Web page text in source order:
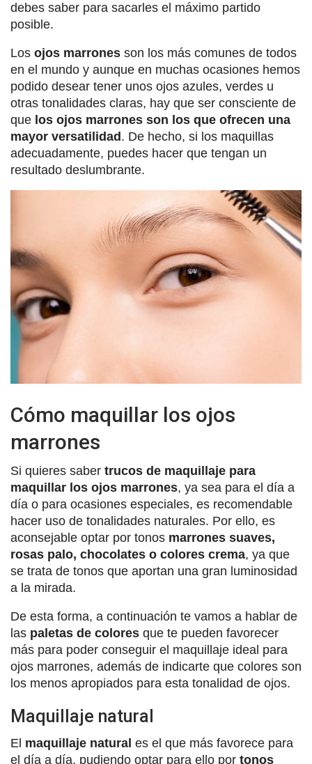
debes saber para sacarles el máximo partido
posible.
Los ojos marrones son los más comunes de todos
en el mundo y aunque en muchas ocasiones hemos
podido desear tener unos ojos azules, verdes u
otras tonalidades claras, hay que ser consciente de
que los ojos marrones son los que ofrecen una
mayor versatilidad . De hecho, si los maquillas
adecuadamente, puedes hacer que tengan un
resultado deslumbrante.
Cómo maquillar los ojos
marrones
Si quieres saber trucos de maquillaje para
maquillar los ojos marrones, ya sea para el día a
día o para ocasiones especiales, es recomendable
hacer uso de tonalidades naturales. Por ello, es
aconsejable optar por tonos marrones suaves,
rosas palo, chocolates o colores crema, ya que
se trata de tonos que aportan una gran luminosidad
a la mirada.
De esta forma, a continuación te vamos a hablar de
las paletas de colores que te pueden favorecer
más para poder conseguir el maquillaje ideal para
ojos marrones, además de indicarte que colores son
los menos apropiados para esta tonalidad de ojos.
Maquillaje natural
El maquillaje natural es el que más favorece para
el día a día, pudiendo optar para ello por tonos